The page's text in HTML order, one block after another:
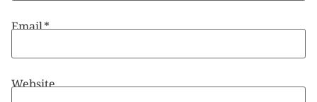
Email*
Website